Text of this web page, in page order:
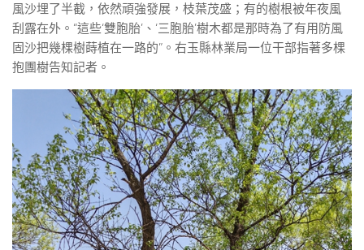
風沙埋了半截，依然頑強發展，枝葉茂盛；有的樹根被年夜風
刮露在外。“這些‘雙胞胎’、‘三胞胎’樹木都是那時為了有用防風
固沙把幾棵樹蒔植在一路的”。右玉縣林業局一位干部指著多棵
抱團樹告知記者。